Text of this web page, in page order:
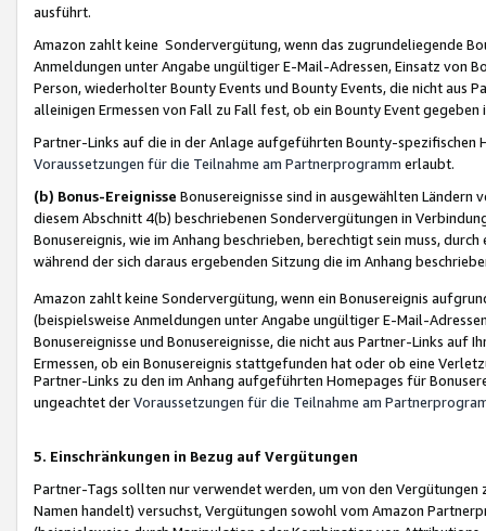
ausführt.
Amazon zahlt keine Sondervergütung, wenn das zugrundeliegende
Anmeldungen unter Angabe ungültiger E-Mail-Adressen, Einsatz von
Person, wiederholter Bounty Events und Bounty Events, die nicht
alleinigen Ermessen von Fall zu Fall fest, ob ein Bounty Event
Partner-Links auf die in der Anlage aufgeführten Bounty-spezifischen
Voraussetzungen für die Teilnahme am Partnerprogramm erlaubt.
(b) Bonus-Ereignisse Bonusereignisse sind in ausgewählten Ländern
diesem Abschnitt 4(b) beschriebenen Sondervergütungen in
Bonusereignis, wie im Anhang beschrieben, berechtigt sein muss,
während der sich daraus ergebenden Sitzung die im Anhang
Amazon zahlt keine Sondervergütung, wenn ein Bonusereignis
(beispielsweise Anmeldungen unter Angabe ungültiger E-Mail-
Bonusereignisse und Bonusereignisse, die nicht aus Partner-Links auf
Ermessen, ob ein Bonusereignis stattgefunden hat oder ob eine
Partner-Links zu den im Anhang aufgeführten Homepages für
ungeachtet derVoraussetzungen für die Teilnahme am
5. Einschränkungen in Bezug auf Vergütungen
Partner-Tags sollten nur verwendet werden, um von den
Namen handelt) versuchst, Vergütungen sowohl vom Amazon